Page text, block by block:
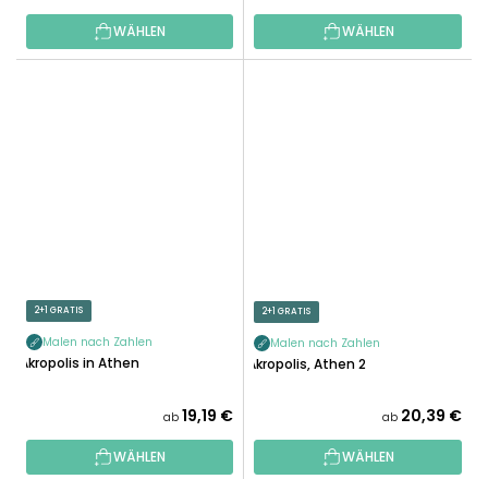
WÄHLEN WÄHLEN
2+1 GRATIS
Malen nach Zahlen
Akropolis in Athen
ab 19,19 €
WÄHLEN
2+1 GRATIS
Malen nach Zahlen
Akropolis, Athen 2
ab 20,39 €
WÄHLEN